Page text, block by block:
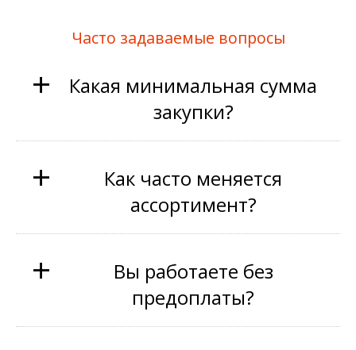
Часто задаваемые вопросы
+
Какая минимальная сумма
закупки?
+
Как часто меняется
ассортимент?
+
Вы работаете без
предоплаты?